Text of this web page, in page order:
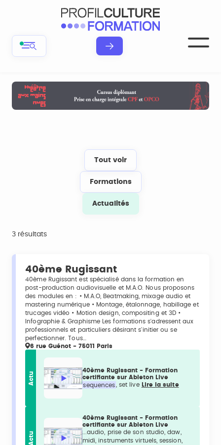
Tout voir
Formations
Actualités
3 résultats
40ème Rugissant
40ème Rugissant est spécialisé dans la formation en
post-production audiovisuelle et M.A.O. Nous proposons
des modules en : • M.A.O, Beatmaking, mixage audio et
mastering numérique • Montage, étalonnage, habillage et
trucages vidéo • Motion design, compositing et 3D •
Infographie & Graphisme Les formations s'adressent aux
professionnels et particuliers désirant s'initier ou se
perfectionner. Tous…
6 rue Guénot - 75011 Paris
Actu
40ème Rugissant - Formation
certifiante sur Ableton Live
sequences
, set live Lire la suite
Actu
40ème Rugissant - Formation
certifiante sur Ableton Live
...audio, prise de son studio, daw,
midi, instruments virtuels, session,